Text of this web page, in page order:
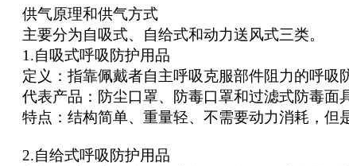
供气原理和供气方式
主要分为自吸式、自给式和动力送风式三类。
1.自吸式呼吸防护用品
定义：指靠佩戴者自主呼吸克服部件阻力的呼吸
代表产品：防尘口罩、防毒口罩和过滤式防毒面
特点：结构简单、重量轻、不需要动力消耗，但
2.自给式呼吸防护用品